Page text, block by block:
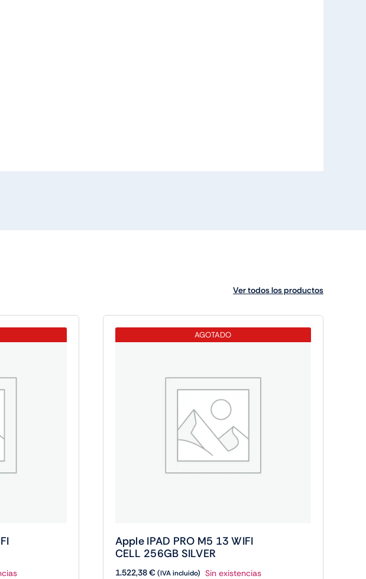
Ver todos los productos
AGOTADO
Apple IPAD PRO M5 13 WIFI
CELL 256GB SILVER
1.522,38€ (IVA incluido) Sin existencias